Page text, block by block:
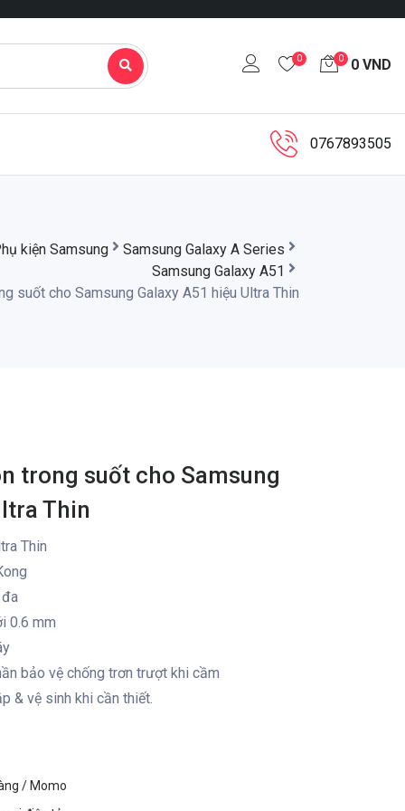
0 0 0 VND
0767893505
kiện Samsung
Samsung Galaxy A Series
Samsung Galaxy A51
suốt cho Samsung Galaxy A51 hiệu Ultra Thin
trong suốt cho Samsung
Thin
Thin
0.6 mm
bảo vệ chống trơn trượt khi cầm
& vệ sinh khi cần thiết.
/ Momo